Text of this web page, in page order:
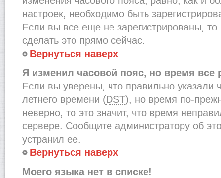
настроек, необходимо быть
Если вы все еще не зарегистрированы,
сделать это прямо сейчас.
Вернуться наверх
Я изменил часовой пояс, но время все
Если вы уверены, что правильно указали
летнего времени (DST), но время по-
неверно, то это значит, что время
сервере. Сообщите администратору об
устранил ее.
Вернуться наверх
Моего языка нет в списке!